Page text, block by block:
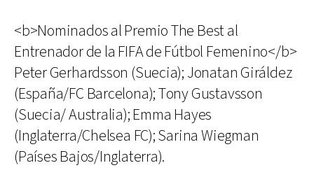
<b>Nominados al Premio The Best al
Entrenador de la FIFA de Fútbol Femenino</b>
Peter Gerhardsson (Suecia); Jonatan Giráldez
(España/FC Barcelona); Tony Gustavsson
(Suecia/ Australia); Emma Hayes
(Inglaterra/Chelsea FC); Sarina Wiegman
(Países Bajos/Inglaterra).